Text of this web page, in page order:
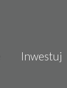
Inwestuj